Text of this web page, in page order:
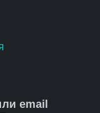
email